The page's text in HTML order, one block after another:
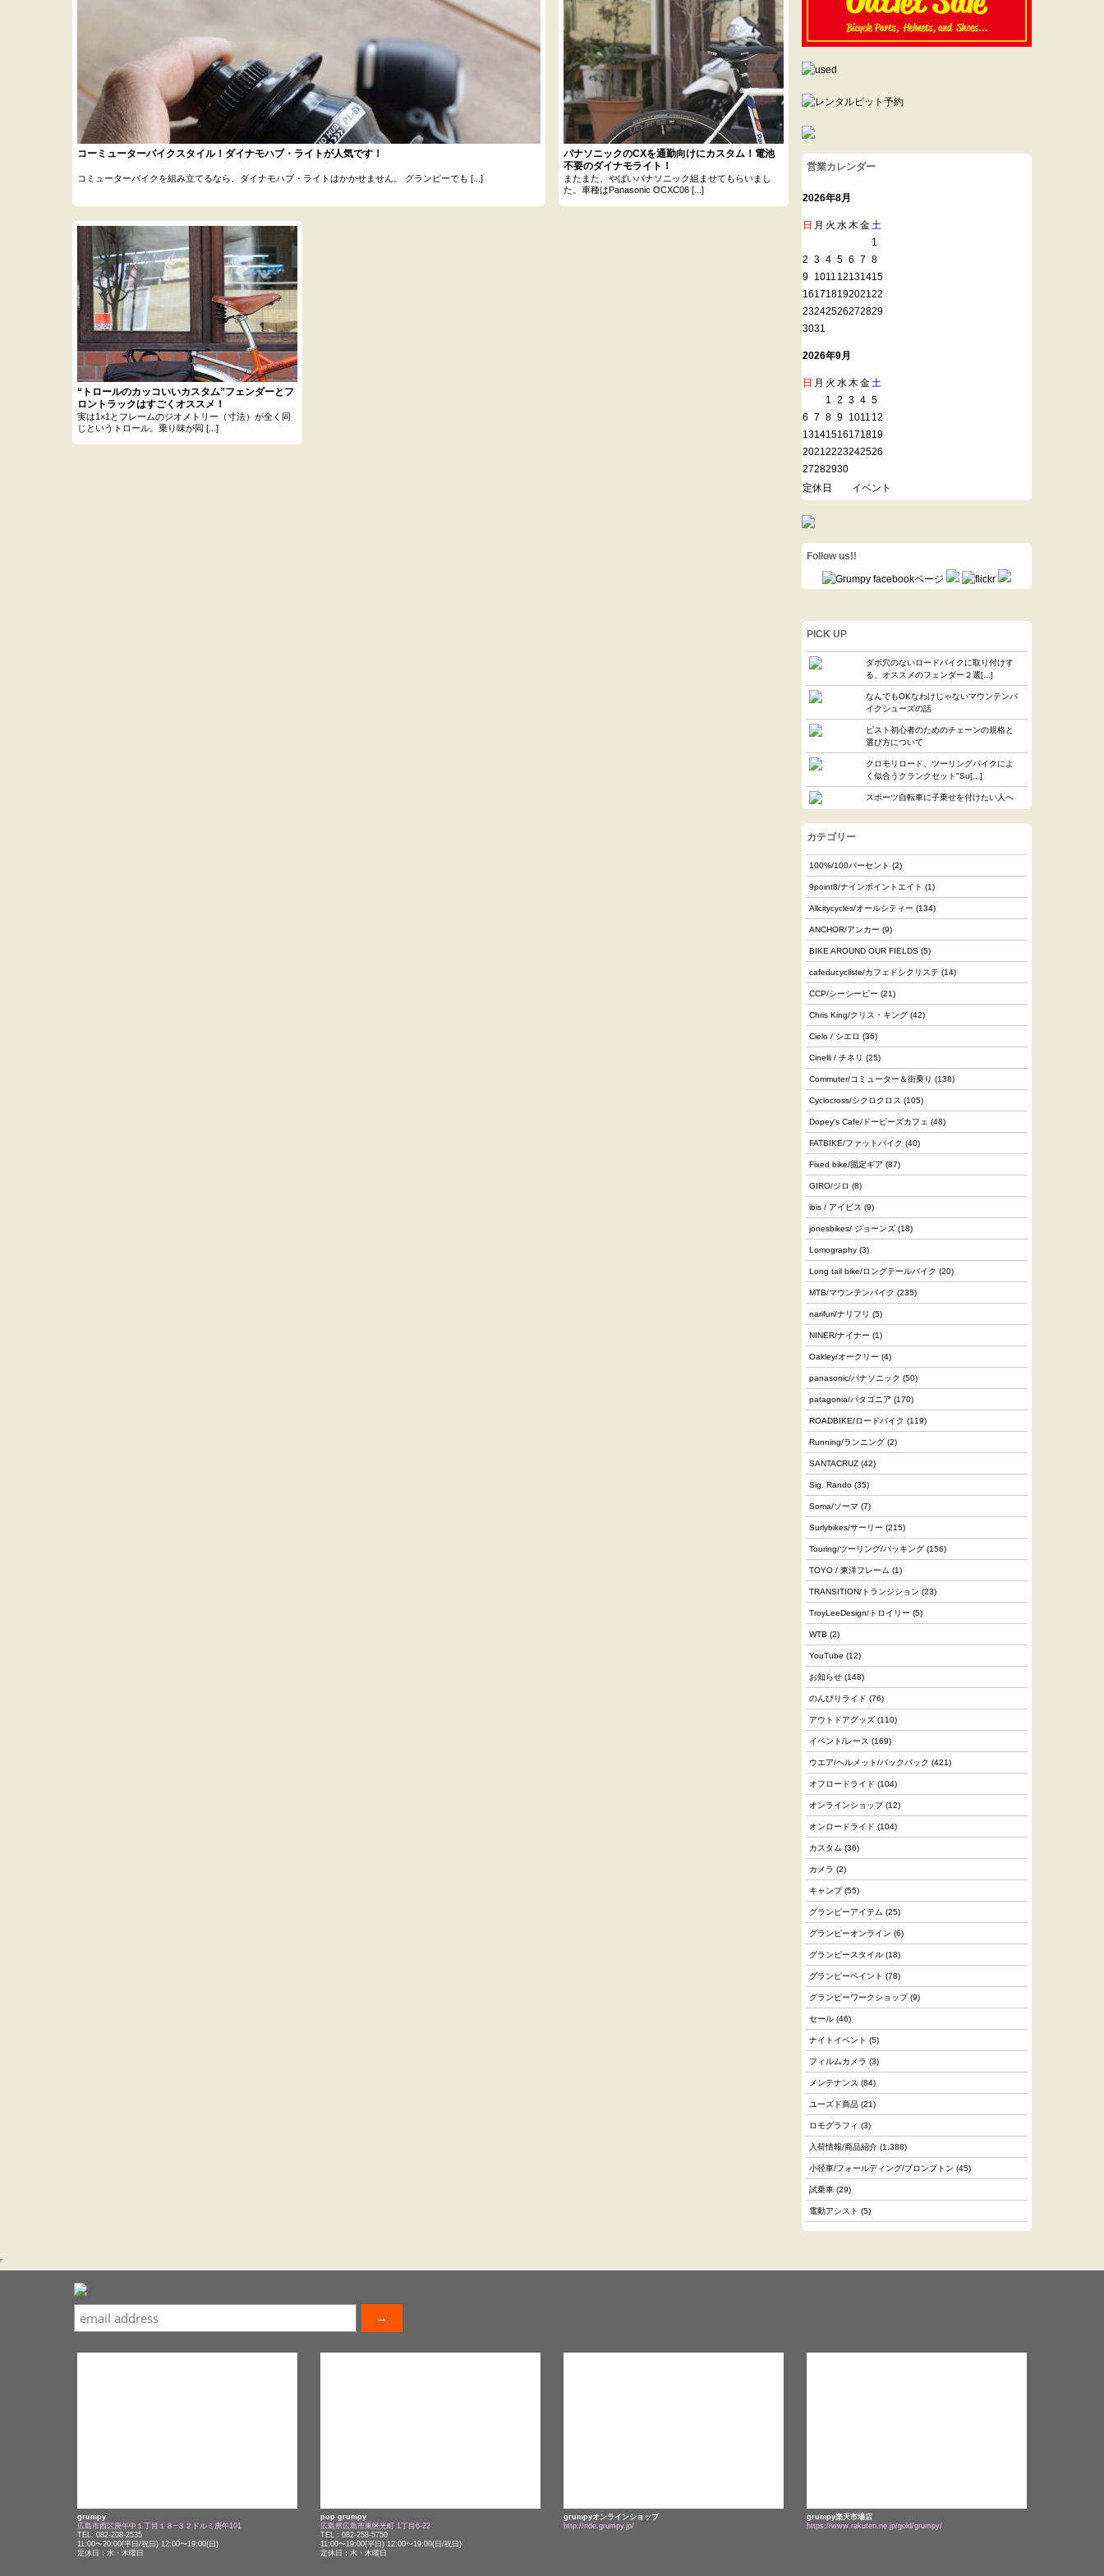
コーミューターバイクスタイル！ダイナモハブ・ライトが人気です！
コミューターバイクを組み立てるなら、ダイナモハブ・ライトはかかせません。 グランピーでも [...]
パナソニックのCXを通勤向けにカスタム！電池
不要のダイナモライト！
またまた、やばいパナソニック組ませてもらいまし
た。車種はPanasonic OCXC06 [...]
“トロールのカッコいいカスタム”フェンダーとフ
ロントラックはすごくオススメ！
実は1×1とフレームのジオメトリー（寸法）が全く同
じというトロール。乗り味が同 [...]
営業カレンダー
2026年8月
日 月 火 水 木 金 土
1
2 3 4 5 6 7 8
9 1011 12131415
161718192021 22
23242526272829
3031
2026年9月
日 月 火 水 木 金 土
1
2 3 4 5
6 7 8 9 1011 12
13141516171819
2021 2223242526
27282930
定休日
イベント
Follow us!!
PICK UP
ダボ穴のないロードバイクに取り付けす
る、オススメのフェンダー２選[...]
なんでもOKなわけじゃないマウンテンバ
イクシューズの話
ピスト初心者のためのチェーンの規格と
選び方について
クロモリロード、ツーリングバイクによ
く似合うクランクセット"Su[...]
スポーツ自転車に子乗せを付けたい人へ
カテゴリー
100%/100パーセント (2)
9point8/ナインポイントエイト (1)
Allcitycycles/オールシティー (134)
ANCHOR/アンカー (9)
BIKE AROUND OUR FIELDS (5)
cafeducycliste/カフェドシクリステ (14)
CCP/シーシーピー (21)
Chris King/クリス・キング (42)
Cielo / シエロ (36)
Cinelli / チネリ (25)
Commuter/コミューター＆街乗り (138)
Cyclocross/シクロクロス (105)
Dopey's Cafe/ドーピーズカフェ (48)
FATBIKE/ファットバイク (40)
Fixed bike/固定ギア (87)
GIRO/ジロ (8)
ibis / アイビス (9)
jonesbikes/ ジョーンズ (18)
Lomography (3)
Long tail bike/ロングテールバイク (20)
MTB/マウンテンバイク (235)
narifuri/ナリフリ (5)
NINER/ナイナー (1)
Oakley/オークリー (4)
panasonic/パナソニック (50)
patagonia/パタゴニア (170)
ROADBIKE/ロードバイク (119)
Running/ランニング (2)
SANTACRUZ (42)
Sig. Rando (35)
Soma/ソーマ (7)
Surlybikes/サーリー (215)
Touring/ツーリング/パッキング (156)
TOYO / 東洋フレーム (1)
TRANSITION/トランジション (23)
TroyLeeDesign/トロイリー (5)
WTB (2)
YouTube (12)
お知らせ (148)
のんびりライド (76)
アウトドアグッズ (110)
イベント/レース (169)
ウエア/ヘルメット/バックパック (421)
オフロードライド (104)
オンラインショップ(12)
オンロードライド (104)
カスタム (36)
カメラ (2)
キャンプ(55)
グランピーアイテム (25)
グランピーオンライン (6)
グランピースタイル (18)
グランピーペイント (78)
グランピーワークショップ(9)
セール (46)
ナイトイベント (5)
フィルムカメラ (3)
メンテナンス (84)
ユーズド商品 (21)
ロモグラフィ (3)
入荷情報/商品紹介 (1,388)
小径車/フォールディング/ブロンプトン (45)
試乗車 (29)
電動アシスト (5)
grumpy
広島市西区庚午中１丁目１８−３２ドルミ庚午101
TEL: 082-208-2535
11:00〜20:00(平日/祝日) 12:00〜19:00(日)
定休日：水・木曜日
pop grumpy
広島県広島市東区光町 1丁目6-22
TEL : 082-258-5750
11:00〜19:00(平日) 12:00〜19:00(日/祝日)
定休日：水・木曜日
grumpyオンラインショップ
http://ride.grumpy.jp/
grumpy楽天市場店
https://www.rakuten.ne.jp/gold/grumpy/